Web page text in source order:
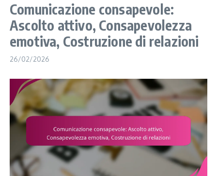
Comunicazione consapevole:
Ascolto attivo, Consapevolezza
emotiva, Costruzione di relazioni
26/02/2026